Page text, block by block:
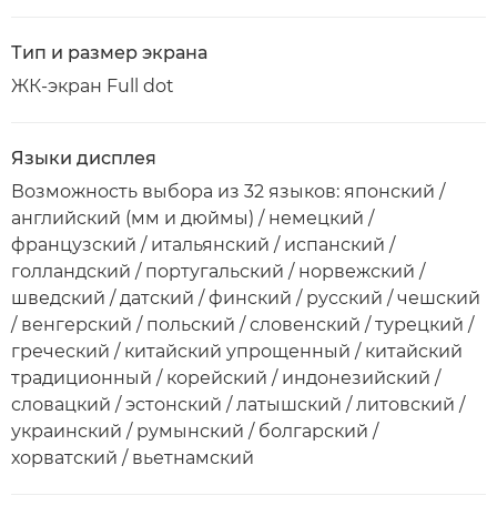
Тип и размер экрана
ЖК-экран Full dot
Языки дисплея
Возможность выбора из 32 языков: японский /
английский (мм и дюймы) / немецкий /
французский / итальянский / испанский /
голландский / португальский / норвежский /
шведский / датский / финский / русский / чешский
/ венгерский / польский / словенский / турецкий /
греческий / китайский упрощенный / китайский
традиционный / корейский / индонезийский /
словацкий / эстонский / латышский / литовский /
украинский / румынский / болгарский /
хорватский / вьетнамский